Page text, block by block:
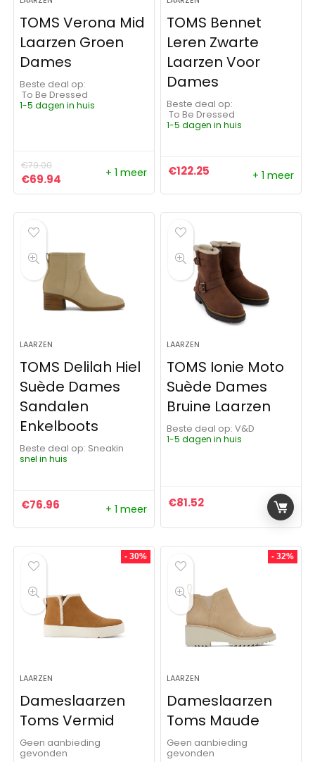
TOMS Verona Mid
Laarzen Groen
Dames
Beste deal op:
To Be Dressed
1-5 dagen in huis
€79.00
Oorspronkelijke prijs was: €79.00.
€69.94 Huidige prijs is: €69.94.
+ 1 meer
TOMS Bennet
Leren Zwarte
Laarzen Voor
Dames
Beste deal op:
To Be Dressed
1-5 dagen in huis
€122.25 + 1 meer
LAARZEN
TOMS Delilah Hiel
Suède Dames
Sandalen
Enkelboots
Beste deal op:
Sneakin
snel in huis
€76.96 + 1 meer
LAARZEN
TOMS Ionie Moto
Suède Dames
Bruine Laarzen
Beste deal op:
V&D
1-5 dagen in huis
€81.52
- 30%
LAARZEN
Dameslaarzen
Toms Vermid
Geen aanbieding
gevonden
- 32%
LAARZEN
Dameslaarzen
Toms Maude
Geen aanbieding
gevonden